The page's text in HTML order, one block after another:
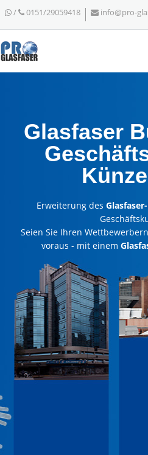
/ 0151/29059418 info@pro-
Glasfaser
Erweiterung des
Seien Sie Ihren
voraus - mit einem